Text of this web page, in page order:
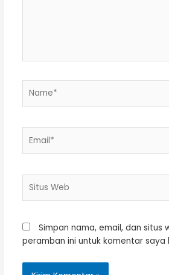
Web
Simpan nama, email, dan situs
peramban ini untuk komentar saya